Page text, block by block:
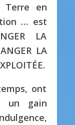
en
… est
LA
LA
ont
un gain